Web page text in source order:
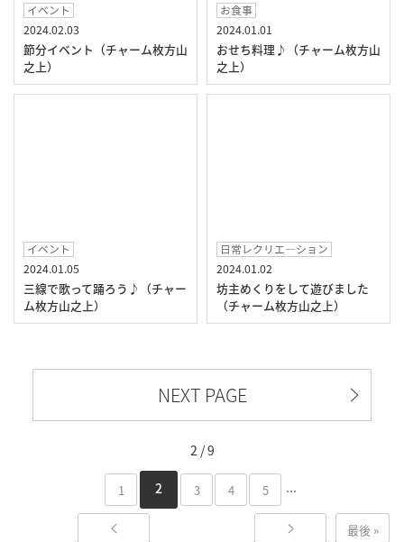
イベント
2024.02.03
節分イベント（チャーム枚方山
之上）
お食事
2024.01.01
おせち料理♪（チャーム枚方山
之上）
イベント
2024.01.05
三線で歌って踊ろう♪（チャー
ム枚方山之上）
日常レクリエ―ション
2024.01.02
坊主めくりをして遊びました
（チャーム枚方山之上）
NEXT PAGE
2 / 9
1 2 3 4 5 ...
最後 »